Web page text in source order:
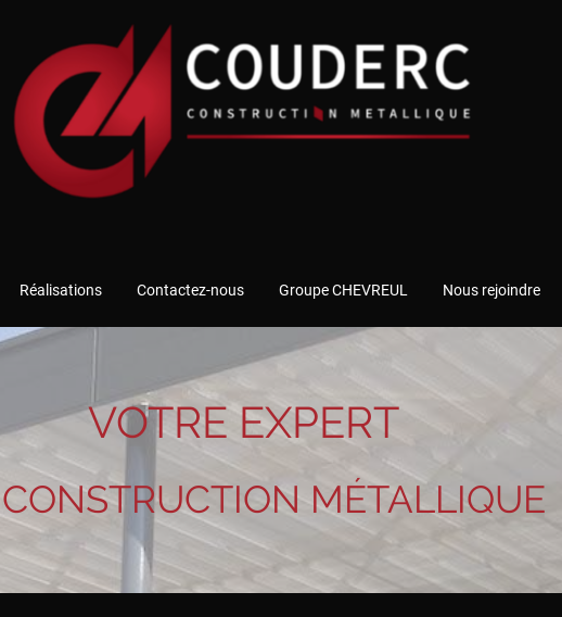
Réalisations Contactez-nous Groupe CHEVREUL Nous rejoindre
VOTRE EXPERT
MÉTALLIQUE